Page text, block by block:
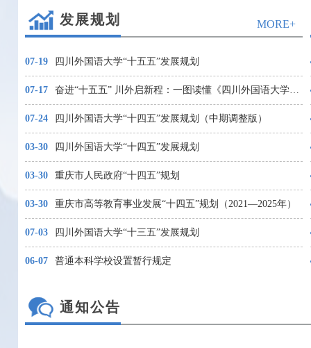
发展规划 MORE+
07-19 四川外国语大学“十五五”发展规划
07-17 奋进“十五五” 川外启新程：一图读懂《四川外国语大学“十五五”发展规划》
07-24 四川外国语大学“十四五”发展规划（中期调整版）
03-30 四川外国语大学“十四五”发展规划
03-30 重庆市人民政府“十四五”规划
03-30 重庆市高等教育事业发展“十四五”规划（2021—2025年）
07-03 四川外国语大学“十三五”发展规划
06-07 普通本科学校设置暂行规定
通知公告